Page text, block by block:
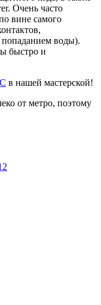
Очень часто
вине самого
воды).
быстро и
в нашей мастерской!
от метро, поэтому